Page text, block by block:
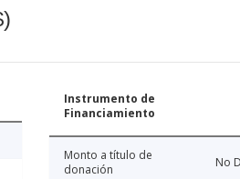
Instrumento de
Financiamiento
Monto a título de
donación
No